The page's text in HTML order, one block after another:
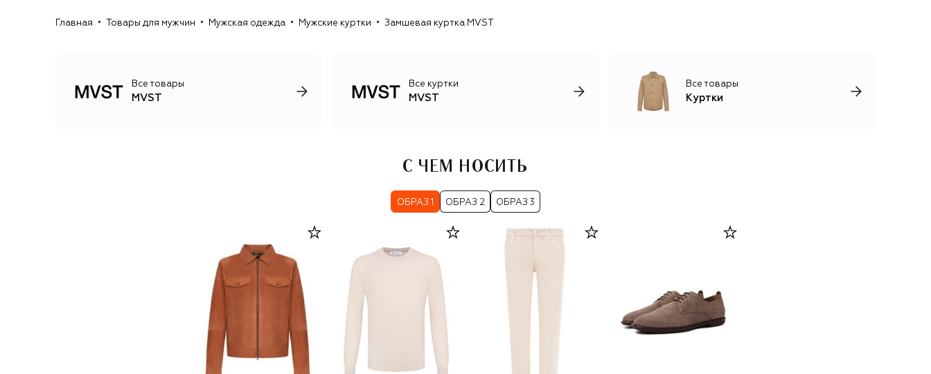
Главная Товары для мужчин Мужская одежда Мужские куртки Замшевая куртка MVST
Все товары
MVST
Все куртки
MVST
Все товары
Куртки
С ЧЕМ НОСИТЬ
ОБРАЗ 1 ОБРАЗ 2 ОБРАЗ 3